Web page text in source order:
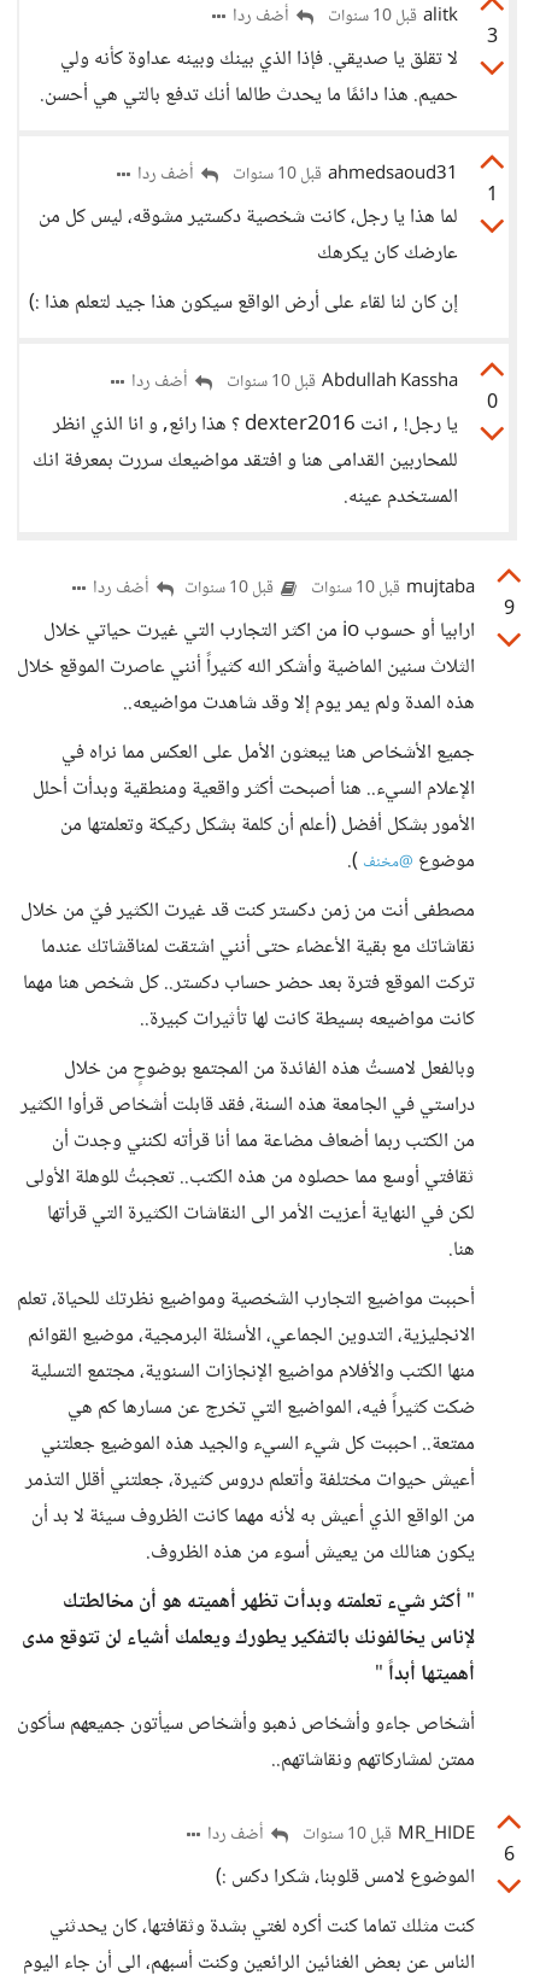
3
alitk قبل 10 سنوات أضف ردا
لا تقلق يا صديقي. فإذا الذي بينك وبينه عداوة كأنه ولي
حميم. هذا دائمًا ما يحدث طالما أنك تدفع بالتي هي أحسن.
1
ahmedsaoud31 قبل 10 سنوات أضف ردا
لما هذا يا رجل، كانت شخصية دكستير مشوقه، ليس كل من
عارضك كان يكرهك
إن كان لنا لقاء على أرض الواقع سيكون هذا جيد لتعلم هذا :)
0
Abdullah Kassha قبل 10 سنوات أضف ردا
يا رجل! , انت dexter2016 ؟ هذا رائع, و انا الذي انظر
للمحاربين القدامى هنا و افتقد مواضيعك سررت بمعرفة انك
المستخدم عينه.
9
mujtaba قبل 10 سنوات قبل 10 سنوات أضف ردا
ارابيا أو حسوب io من اكثر التجارب التي غيرت حياتي خلال
الثلاث سنين الماضية وأشكر الله كثيراً أنني عاصرت الموقع خلال
هذه المدة ولم يمر يوم إلا وقد شاهدت مواضيعه..
جميع الأشخاص هنا يبعثون الأمل على العكس مما نراه في
الإعلام السيء.. هنا أصبحت أكثر واقعية ومنطقية وبدأت أحلل
الأمور بشكل أفضل (أعلم أن كلمة بشكل ركيكة وتعلمتها من
موضوع @مخنف ).
مصطفى أنت من زمن دكستر كنت قد غيرت الكثير فيّ من خلال
نقاشاتك مع بقية الأعضاء حتى أنني اشتقت لمناقشاتك عندما
تركت الموقع فترة بعد حضر حساب دكستر.. كل شخص هنا مهما
كانت مواضيعه بسيطة كانت لها تأثيرات كبيرة..
وبالفعل لامستُ هذه الفائدة من المجتمع بوضوحٍ من خلال
دراستي في الجامعة هذه السنة، فقد قابلت أشخاص قرأوا الكثير
من الكتب ربما أضعاف مضاعة مما أنا قرأته لكنني وجدت أن
ثقافتي أوسع مما حصلوه من هذه الكتب.. تعجبتُ للوهلة الأولى
لكن في النهاية أعزيت الأمر الى النقاشات الكثيرة التي قرأتها
هنا.
أحببت مواضيع التجارب الشخصية ومواضيع نظرتك للحياة، تعلم
الانجليزية، التدوين الجماعي، الأسئلة البرمجية، موضيع القوائم
منها الكتب والأفلام مواضيع الإنجازات السنوية، مجتمع التسلية
ضكت كثيراً فيه، المواضيع التي تخرج عن مسارها كم هي
ممتعة.. احببت كل شيء السيء والجيد هذه الموضيع جعلتني
أعيش حيوات مختلفة وأتعلم دروس كثيرة، جعلتني أقلل التذمر
من الواقع الذي أعيش به لأنه مهما كانت الظروف سيئة لا بد أن
يكون هنالك من يعيش أسوء من هذه الظروف.
" أكثر شيء تعلمته وبدأت تظهر أهميته هو أن مخالطتك
لإناس يخالفونك بالتفكير يطورك ويعلمك أشياء لن تتوقع مدى
أهميتها أبداً "
أشخاص جاءو وأشخاص ذهبو وأشخاص سيأتون جميعهم سأكون
ممتن لمشاركاتهم ونقاشاتهم..
6
MR_HIDE قبل 10 سنوات أضف ردا
الموضوع لامس قلوبنا، شكرا دكس :)
كنت مثلك تماما كنت أكره لغتي بشدة وثقافتها، كان يحدثني
الناس عن بعض الغنائين الرائعين وكنت أسبهم، الى أن جاء اليوم